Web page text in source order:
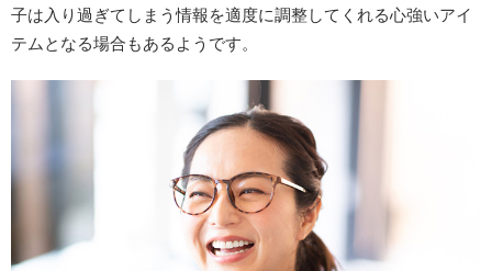
子は入り過ぎてしまう情報を適度に調整してくれる心強いアイ
テムとなる場合もあるようです。